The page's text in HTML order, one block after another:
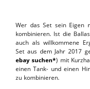
Wer das Set sein Eigen
kombinieren. Ist die
auch als willkommene
Set aus dem Jahr 2017
ebay suchen*) mit
einen Tank- und einen
zu kombinieren.